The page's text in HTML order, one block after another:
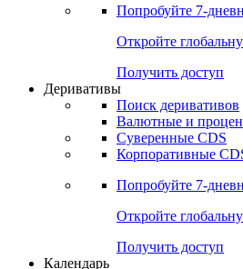
Сравнение ETF &
Поиск Mutual Funds
Попробуйте7-
Откройте
Получить доступ
Деривативы
Валютные и
Корпоративные
Попробуйте7-